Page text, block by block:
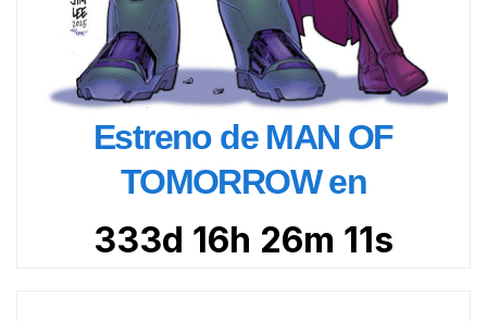
Estreno de MAN OF
TOMORROW en
333d 16h 26m 9s